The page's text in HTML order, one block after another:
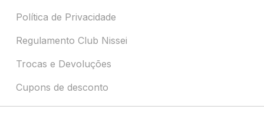
Política de Privacidade
Regulamento Club Nissei
Trocas e Devoluções
Cupons de desconto